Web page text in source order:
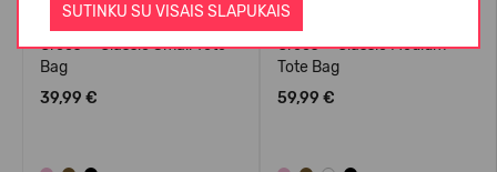
SUTINKU SU VISAIS SLAPUKAIS
Crocs™ Classic Small Tote
Bag
39,99 €
Crocs™ Classic Medium
Tote Bag
59,99 €